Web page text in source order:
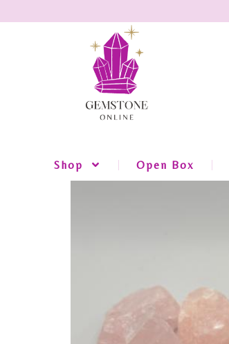
Shop Open Box